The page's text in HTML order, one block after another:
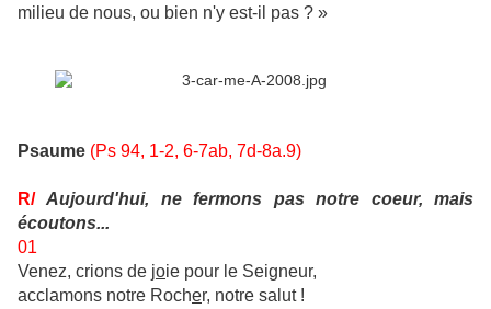
milieu de nous, ou bien n'y est-il pas ? »
Psaume (Ps 94, 1-2, 6-7ab, 7d-8a.9)
R/
Aujourd'hui, ne fermons pas notre coeur, mais
écoutons...
01
Venez, crions de joie pour le Seigneur,
acclamons notre Rocher, notre salut !